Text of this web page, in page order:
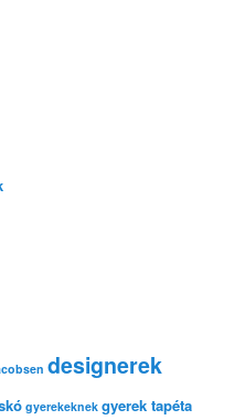
designerek
gyerekeknek gyerek tapéta